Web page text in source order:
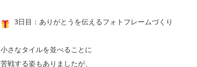
3日目：ありがとうを伝えるフォトフレームづくり
小さなタイルを並べることに
苦戦する姿もありましたが、